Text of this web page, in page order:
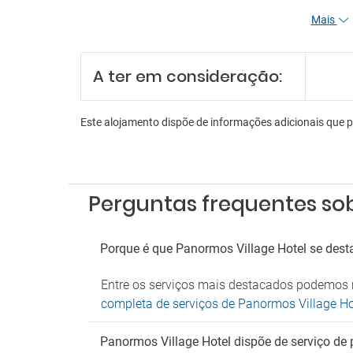
próximo
Não
Mais
A ter em consideração:
Este alojamento dispõe de informações adicionais que
Perguntas frequentes
Porque é que Panormos Village Hotel se
Entre os serviços mais destacados
completa de serviços de Panormos Village
Panormos Village Hotel dispõe de serviço de